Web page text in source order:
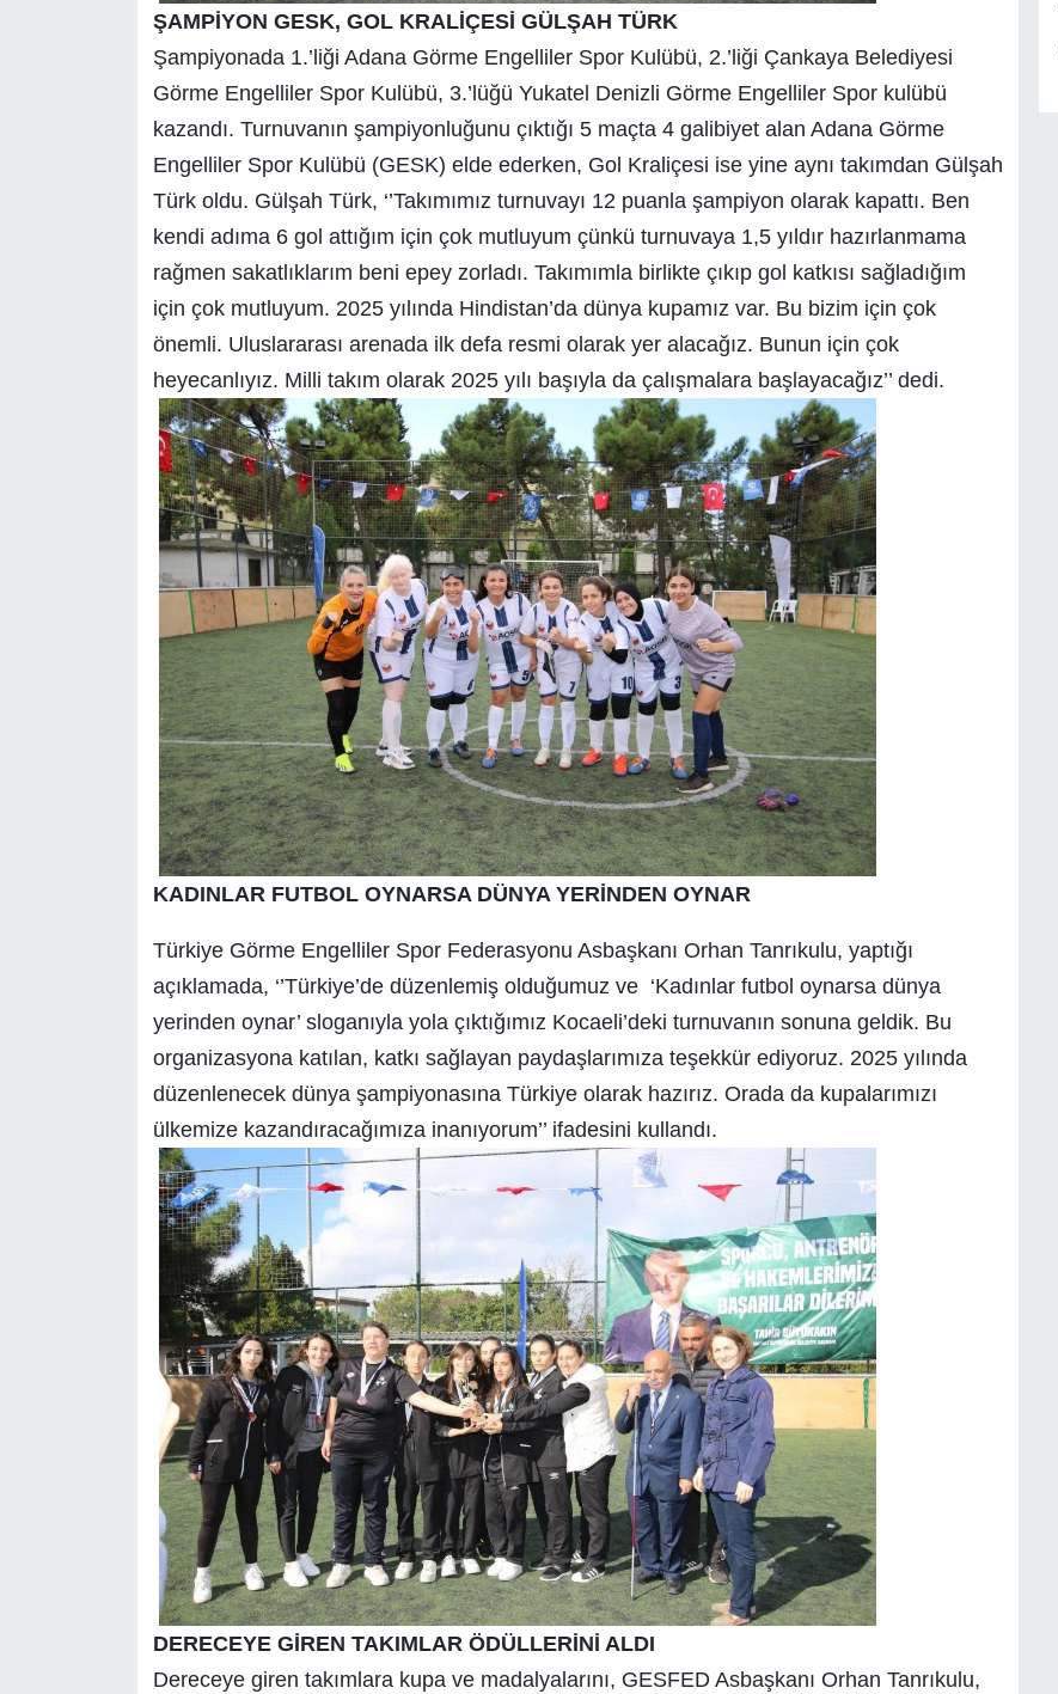
ŞAMPİYON GESK, GOL KRALİÇESİ GÜLŞAH TÜRK
Şampiyonada 1.’liği Adana Görme Engelliler Spor Kulübü, 2.’liği Çankaya Belediyesi
Görme Engelliler Spor Kulübü, 3.’lüğü Yukatel Denizli Görme Engelliler Spor kulübü
kazandı. Turnuvanın şampiyonluğunu çıktığı 5 maçta 4 galibiyet alan Adana Görme
Engelliler Spor Kulübü (GESK) elde ederken, Gol Kraliçesi ise yine aynı takımdan Gülşah
Türk oldu. Gülşah Türk, ‘’Takımımız turnuvayı 12 puanla şampiyon olarak kapattı. Ben
kendi adıma 6 gol attığım için çok mutluyum çünkü turnuvaya 1,5 yıldır hazırlanmama
rağmen sakatlıklarım beni epey zorladı. Takımımla birlikte çıkıp gol katkısı sağladığım
için çok mutluyum. 2025 yılında Hindistan’da dünya kupamız var. Bu bizim için çok
önemli. Uluslararası arenada ilk defa resmi olarak yer alacağız. Bunun için çok
heyecanlıyız. Milli takım olarak 2025 yılı başıyla da çalışmalara başlayacağız’’ dedi.
KADINLAR FUTBOL OYNARSA DÜNYA YERİNDEN OYNAR
Türkiye Görme Engelliler Spor Federasyonu Asbaşkanı Orhan Tanrıkulu, yaptığı
açıklamada, ‘’Türkiye’de düzenlemiş olduğumuz ve ‘Kadınlar futbol oynarsa dünya
yerinden oynar’ sloganıyla yola çıktığımız Kocaeli’deki turnuvanın sonuna geldik. Bu
organizasyona katılan, katkı sağlayan paydaşlarımıza teşekkür ediyoruz. 2025 yılında
düzenlenecek dünya şampiyonasına Türkiye olarak hazırız. Orada da kupalarımızı
ülkemize kazandıracağımıza inanıyorum’’ ifadesini kullandı.
DERECEYE GİREN TAKIMLAR ÖDÜLLERİNİ ALDI
Dereceye giren takımlara kupa ve madalyalarını, GESFED Asbaşkanı Orhan Tanrıkulu,